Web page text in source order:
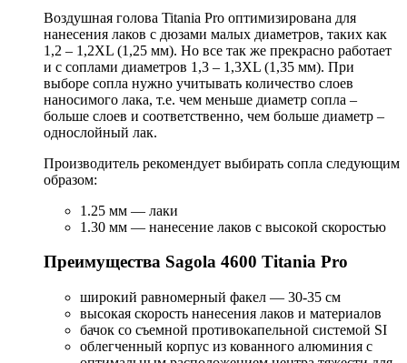
Воздушная голова Titania Pro оптимизирована для
нанесения лаков с дюзами малых диаметров, таких как
1,2 – 1,2XL (1,25 мм). Но все так же прекрасно работает
и с соплами диаметров 1,3 – 1,3XL (1,35 мм). При
выборе сопла нужно учитывать количество слоев
наносимого лака, т.е. чем меньше диаметр сопла –
больше слоев и соответственно, чем больше диаметр –
однослойный лак.
Производитель рекомендует выбирать сопла следующим
образом:
1.25 мм — лаки
1.30 мм — нанесение лаков с высокой скоростью
Преимущества Sagola 4600 Titania Pro
широкий равномерный факел — 30-35 см
высокая скорость нанесения лаков и материалов
бачок со съемной противокапельной системой SI
облегченный корпус из кованного алюминия с